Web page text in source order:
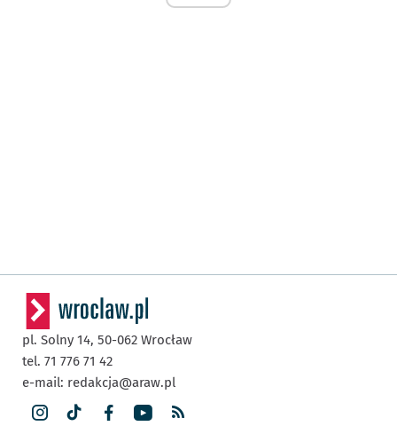
pl. Solny 14, 50-062 Wrocław
tel. 71 776 71 42
e-mail: redakcja@araw.pl